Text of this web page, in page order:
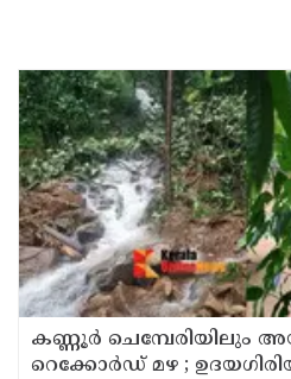
കണ്ണൂർ ചെമ്പേരിയിലും
റെക്കോർഡ് മഴ ;